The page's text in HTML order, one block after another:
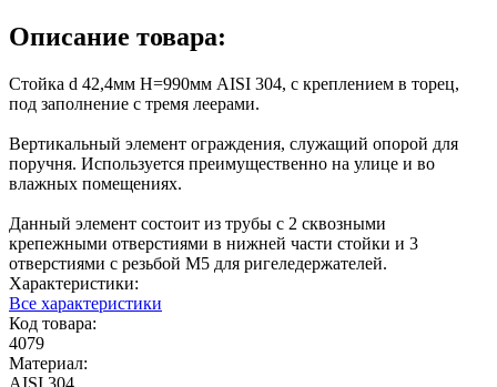
Описание товара:
Стойка d 42,4мм H=990мм AISI 304, с креплением в торец,
под заполнение с тремя леерами.
Вертикальный элемент ограждения, служащий опорой для
поручня. Используется преимущественно на улице и во
влажных помещениях.
Данный элемент состоит из трубы с 2 сквозными
крепежными отверстиями в нижней части стойки и 3
отверстиями с резьбой М5 для ригеледержателей.
Характеристики:
Все характеристики
Код товара:
4079
Материал:
AISI 304